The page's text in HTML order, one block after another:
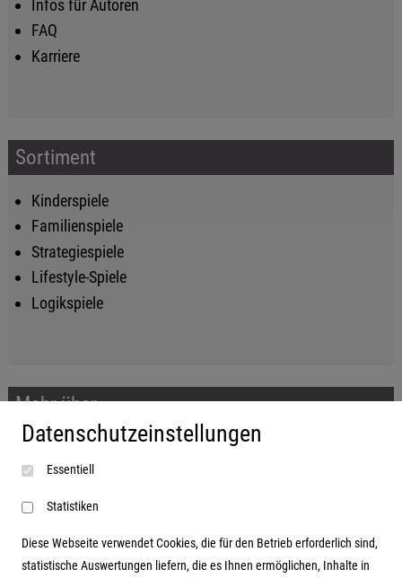
Infos für Autoren
FAQ
Karriere
Sortiment
Kinderspiele
Familienspiele
Strategiespiele
Lifestyle-Spiele
Logikspiele
Mehr über...
Impressum
AGB
Datenschutzerklärung
Datenschutzeinstellungen
Essentiell
Statistiken
Diese Webseite verwendet Cookies, die für den Betrieb erforderlich sind,
statistische Auswertungen liefern, die es Ihnen ermöglichen, Inhalte in